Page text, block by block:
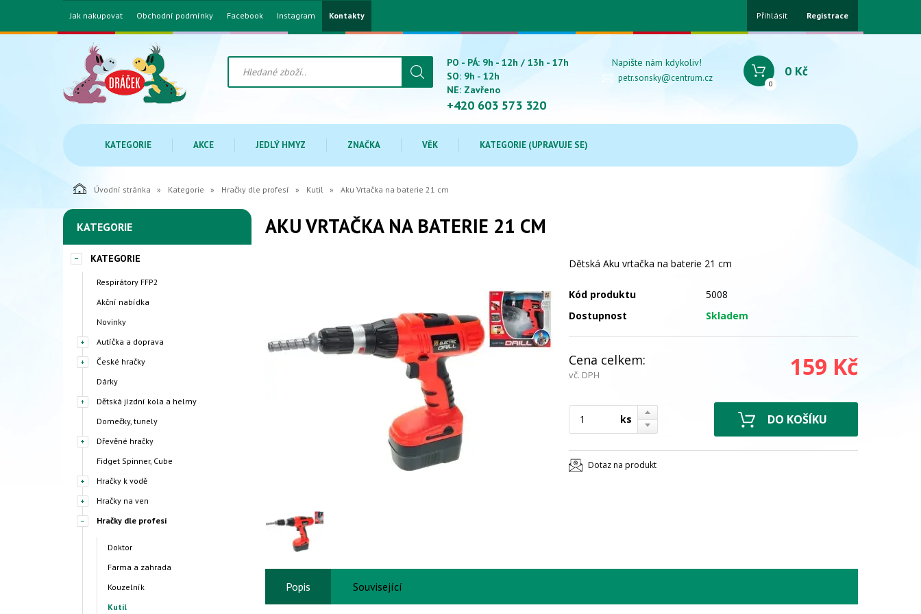
Jak nakupovat Obchodní podmínky Facebook Instagram Kontakty Přihlásit Registrace
PO - PÁ: 9h - 12h / 13h - 17h
SO: 9h - 12h
NE: Zavřeno
+420 603 573 320
Napište nám kdykoliv!
petr.sonsky@centrum.cz
0
0 Kč
KATEGORIE AKCE JEDLÝ HMYZ ZNAČKA VĚK KATEGORIE (UPRAVUJE SE)
Úvodní stránka Kategorie Hračky dle profesí Kutil Aku Vrtačka na baterie 21 cm
KATEGORIE
KATEGORIE
Respirátory FFP2
Akční nabídka
Novinky
Autíčka a doprava
České hračky
Dárky
Dětská jízdní kola a helmy
Domečky, tunely
Dřevěné hračky
Fidget Spinner, Cube
Hračky k vodě
Hračky na ven
Hračky dle profesí
Doktor
Farma a zahrada
Kouzelník
Kutil
AKU VRTAČKA NA BATERIE 21 CM
Dětská Aku vrtačka na baterie 21 cm
Kód produktu
5008
Dostupnost
Skladem
Cena celkem:
vč. DPH 159 Kč
ks
Dotaz na produkt
Popis Související